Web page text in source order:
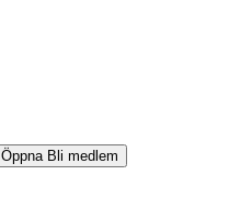
Öppna Bli medlem